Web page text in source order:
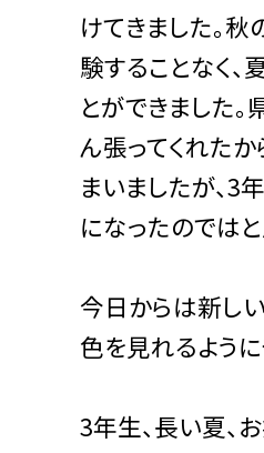
けてきました。
験することなく
とができました
ん張ってくれた
まいましたが、
になったのではと
今日からは新し
色を見れるよう
3年生、長い夏、